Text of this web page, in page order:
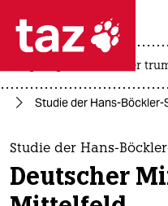
 taz
taz zahl
themen
politik
usa unter
Studie der Hans-
Studie der Hans-
Deutscher